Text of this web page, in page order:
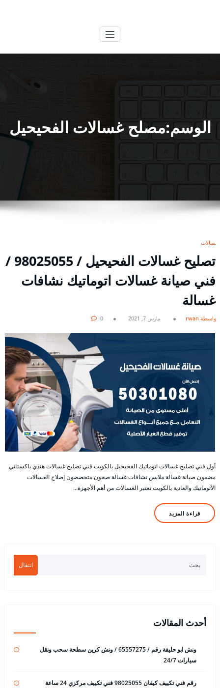
الوسم:مصلح غسالات الفحيحيل
غسالات
تصليح غسالات الفحيحيل / 98025055 /
فني صيانة غسالات اتوماتيك نشافات
غسالة
بواسطة rwan مارس 7, 2021 0
أول فني تصليح غسالات اتوماتيك الفحيحيل بالكويت قني تصليح غسالات هندي باكستاني
مضمون صيانة غسالة ملابس نشافات غسالة صحون متخصصون إصلاح الغسالات
الأتوماتيك والعادية بالكويت تعتبر الغسالات من أهم الأجهزة…
قراءة المزيد
انتقال
أحدث المقالات
ونش ابو حليفة رقم / 65557275 / ونش كرين سطحة سحب ونقل
سيارات 24/7
رقم فني تكييف كيفان 98025055 فني تكييف مركزي 24 ساعة